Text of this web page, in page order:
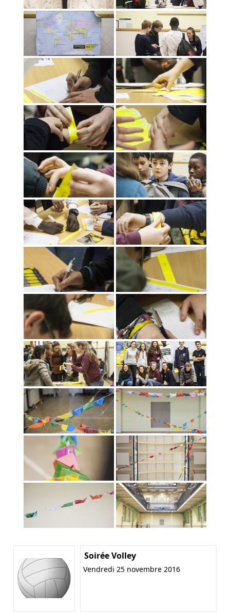
Soirée Volley
Vendredi 25 novembre 2016